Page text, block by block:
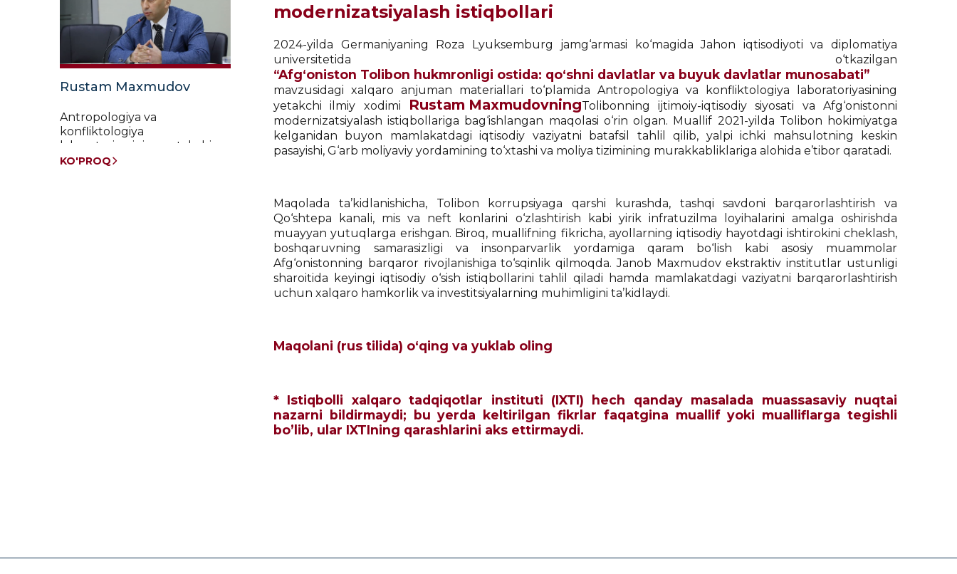
Rustam Maxmudov
Antropologiya va
konfliktologiya
laboratoriyasining yetakchi
ilmiy xodimi
KO'PROQ
modernizatsiyalash istiqbollari
2024-yilda Germaniyaning Roza Lyuksemburg jamg‘armasi ko‘magida Jahon iqtisodiyoti va diplomatiya
universitetida o‘tkazilgan
“Afg‘oniston Tolibon hukmronligi ostida: qo‘shni davlatlar va buyuk davlatlar munosabati”
mavzusidagi xalqaro anjuman materiallari to‘plamida Antropologiya va konfliktologiya laboratoriyasining
yetakchi ilmiy xodimi
Rustam MaxmudovningTolibonning ijtimoiy-iqtisodiy siyosati va Afg‘onistonni
modernizatsiyalash istiqbollariga bag‘ishlangan maqolasi o‘rin olgan. Muallif 2021-yilda Tolibon hokimiyatga
kelganidan buyon mamlakatdagi iqtisodiy vaziyatni batafsil tahlil qilib, yalpi ichki mahsulotning keskin
pasayishi, G‘arb moliyaviy yordamining to‘xtashi va moliya tizimining murakkabliklariga alohida e’tibor qaratadi.
Maqolada ta’kidlanishicha, Tolibon korrupsiyaga qarshi kurashda, tashqi savdoni barqarorlashtirish va
Qo‘shtepa kanali, mis va neft konlarini o‘zlashtirish kabi yirik infratuzilma loyihalarini amalga oshirishda
muayyan yutuqlarga erishgan. Biroq, muallifning fikricha, ayollarning iqtisodiy hayotdagi ishtirokini cheklash,
boshqaruvning samarasizligi va insonparvarlik yordamiga qaram bo‘lish kabi asosiy muammolar
Afg‘onistonning barqaror rivojlanishiga to‘sqinlik qilmoqda. Janob Maxmudov ekstraktiv institutlar ustunligi
sharoitida keyingi iqtisodiy o‘sish istiqbollarini tahlil qiladi hamda mamlakatdagi vaziyatni barqarorlashtirish
uchun xalqaro hamkorlik va investitsiyalarning muhimligini ta’kidlaydi.
Maqolani (rus tilida) o‘qing va yuklab oling
* Istiqbolli xalqaro tadqiqotlar instituti (IXTI) hech qanday masalada muassasaviy nuqtai
nazarni bildirmaydi; bu yerda keltirilgan fikrlar faqatgina muallif yoki mualliflarga tegishli
bo’lib, ular IXTIning qarashlarini aks ettirmaydi.